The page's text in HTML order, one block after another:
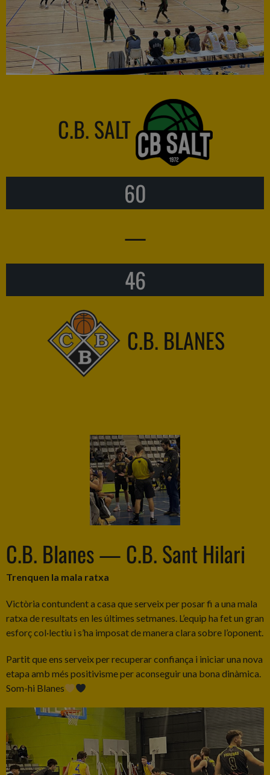
C.B. SALT
60
—
46
C.B. BLANES
C.B. Blanes — C.B. Sant Hilari
Trenquen la mala ratxa
Victòria contundent a casa que serveix per posar fi a una mala
ratxa de resultats en les últimes setmanes. L’equip ha fet un gran
esforç col·lectiu i s’ha imposat de manera clara sobre l’oponent.
Partit que ens serveix per recuperar confiança i iniciar una nova
etapa amb més positivisme per aconseguir una bona dinàmica.
Som-hi Blanes